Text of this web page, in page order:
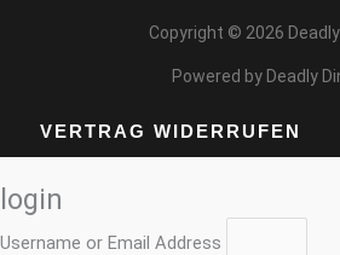
Copyright © 2026
Powered by Deadly
VERTRAG WIDERRUFEN
login
Username or Email Address